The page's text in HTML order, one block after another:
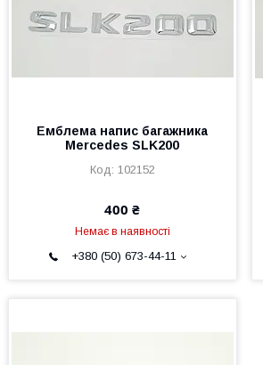
Емблема напис багажника
Mercedes SLK200
102152
400 ₴
Немає в наявності
+380 (50) 673-44-11